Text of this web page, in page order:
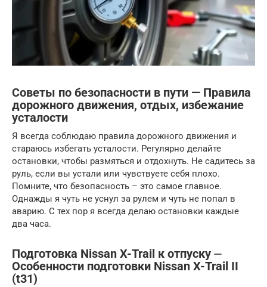
Советы по безопасности в пути — Правила
дорожного движения, отдых, избежание
усталости
Я всегда соблюдаю правила дорожного движения и
стараюсь избегать усталости. Регулярно делайте
остановки, чтобы размяться и отдохнуть. Не садитесь за
руль, если вы устали или чувствуете себя плохо.
Помните, что безопасность – это самое главное.
Однажды я чуть не уснул за рулем и чуть не попал в
аварию. С тех пор я всегда делаю остановки каждые
два часа.
Подготовка Nissan X-Trail к отпуску ⏤
Особенности подготовки Nissan X-Trail II
(t31)